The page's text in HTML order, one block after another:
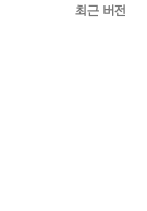
최근 버전